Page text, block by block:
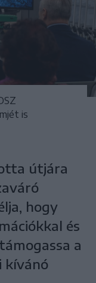
is
útjára
hogy
és
a
kívánó